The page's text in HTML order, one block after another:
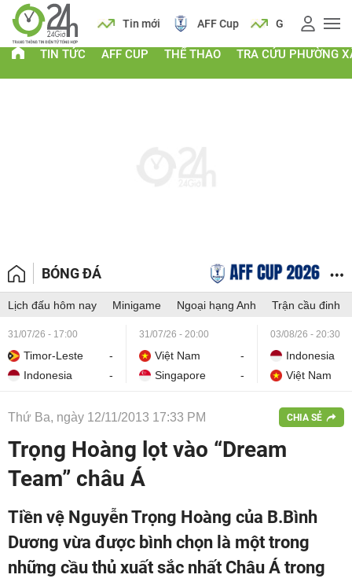
Lịch Tin mới AFF Cup Giá vàng
TIN TỨC AFF CUP THỂ THAO TRA CỨU PHƯỜNG
BÓNG ĐÁ
Lịch đấu hôm nay Minigame Ngoại hạng Anh Trận cầu đinh
31/07/26 - 17:00
Timor-Leste
-
Indonesia
-
31/07/26 - 20:00
Việt Nam
-
Singapore
-
03/08/26 - 20:30
Indonesia
Việt Nam
Thứ Ba, ngày 12/11/2013 17:33 PM CHIA SẺ
Trọng Hoàng lọt vào “Dream
Team” châu Á
Tiền vệ Nguyễn Trọng Hoàng của B.Bình
Dương vừa được bình chọn là một trong
những cầu thủ xuất sắc nhất Châu Á trong